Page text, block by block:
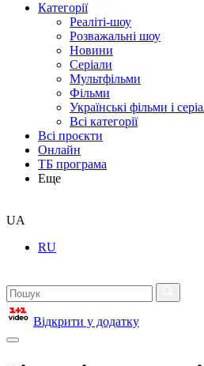
Категорії
Реаліті-шоу
Розважальні шоу
Новини
Серіали
Мультфільми
Фільми
Українські фільми і
Всі категорії
Всі проєкти
Онлайн
ТБ програма
Еще
UA
RU
Відкрити у додатку